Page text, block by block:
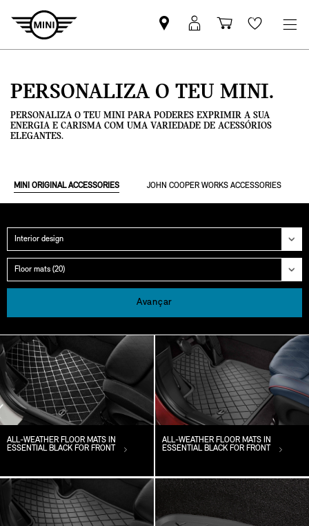
Pesquisar
parceiro
Iniciar
sessão
Carrinho
de
Wishlist
PERSONALIZA O TEU MINI.
PERSONALIZA O TEU MINI PARA PODERES EXPRIMIR A SUA
ENERGIA E CARISMA COM UMA VARIEDADE DE ACESSÓRIOS
ELEGANTES.
MINI ORIGINAL ACCESSORIES JOHN COOPER WORKS ACCESSORIES
Categoria
Grupo
Avançar
ALL-WEATHER FLOOR MATS IN
ESSENTIAL BLACK FOR FRONT
ALL-WEATHER FLOOR MATS IN
ESSENTIAL BLACK FOR FRONT